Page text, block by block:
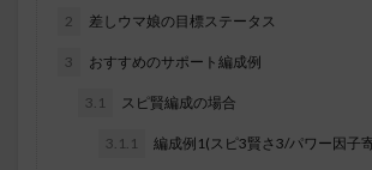
2 差しウマ娘の目標ステータス
3 おすすめのサポート編成例
3.1 スピ賢編成の場合
3.1.1 編成例1(スピ3賢さ3/パワー因子